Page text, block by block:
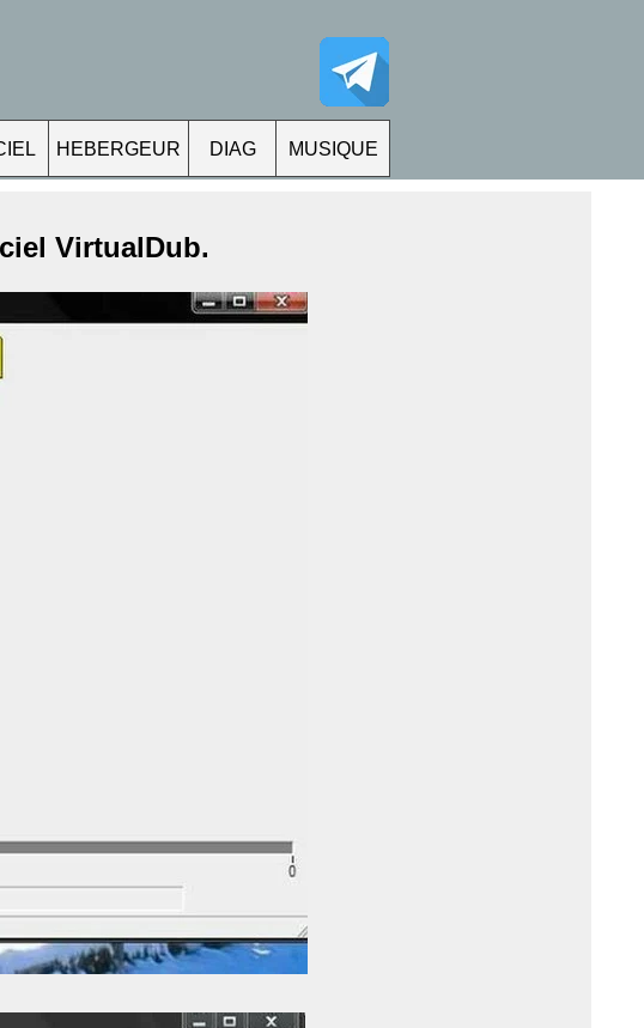
HEBERGEUR DIAG MUSIQUE
VirtualDub.